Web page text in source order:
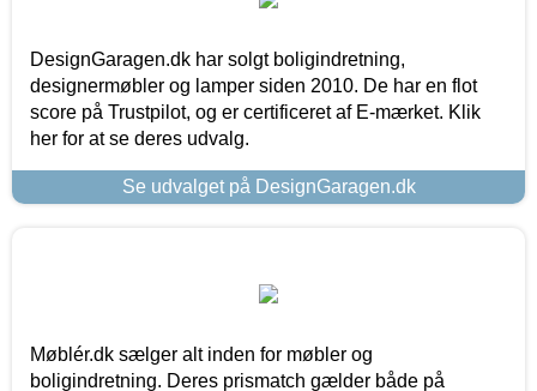
DesignGaragen.dk har solgt boligindretning,
designermøbler og lamper siden 2010. De har en flot
score på Trustpilot, og er certificeret af E-mærket. Klik
her for at se deres udvalg.
Se udvalget på DesignGaragen.dk
Møblér.dk sælger alt inden for møbler og
boligindretning. Deres prismatch gælder både på